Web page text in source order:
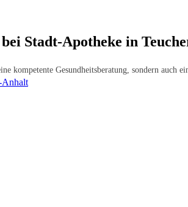
Stadt-Apotheke in
kompetente Gesundheitsberatung, sondern
Anhalt